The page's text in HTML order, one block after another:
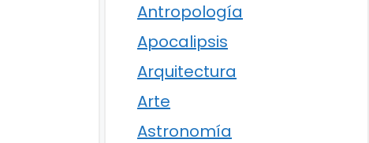
Antropología
Apocalipsis
Arquitectura
Arte
Astronomía